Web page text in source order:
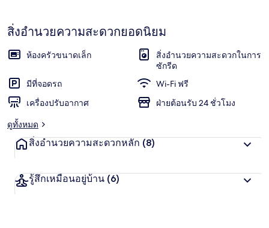
สิ่งอำนวยความสะดวกยอดนิยม
ห้องครัวขนาดเล็ก
สิ่งอำนวยความสะดวกในการ
ซักรีด
มีที่จอดรถ
Wi-Fi ฟรี
เครื่องปรับอากาศ
ฝ่ายต้อนรับ 24 ชั่วโมง
ดูทั้งหมด
สิ่งอำนวยความสะดวกหลัก (8)
รู้สึกเหมือนอยู่บ้าน (6)